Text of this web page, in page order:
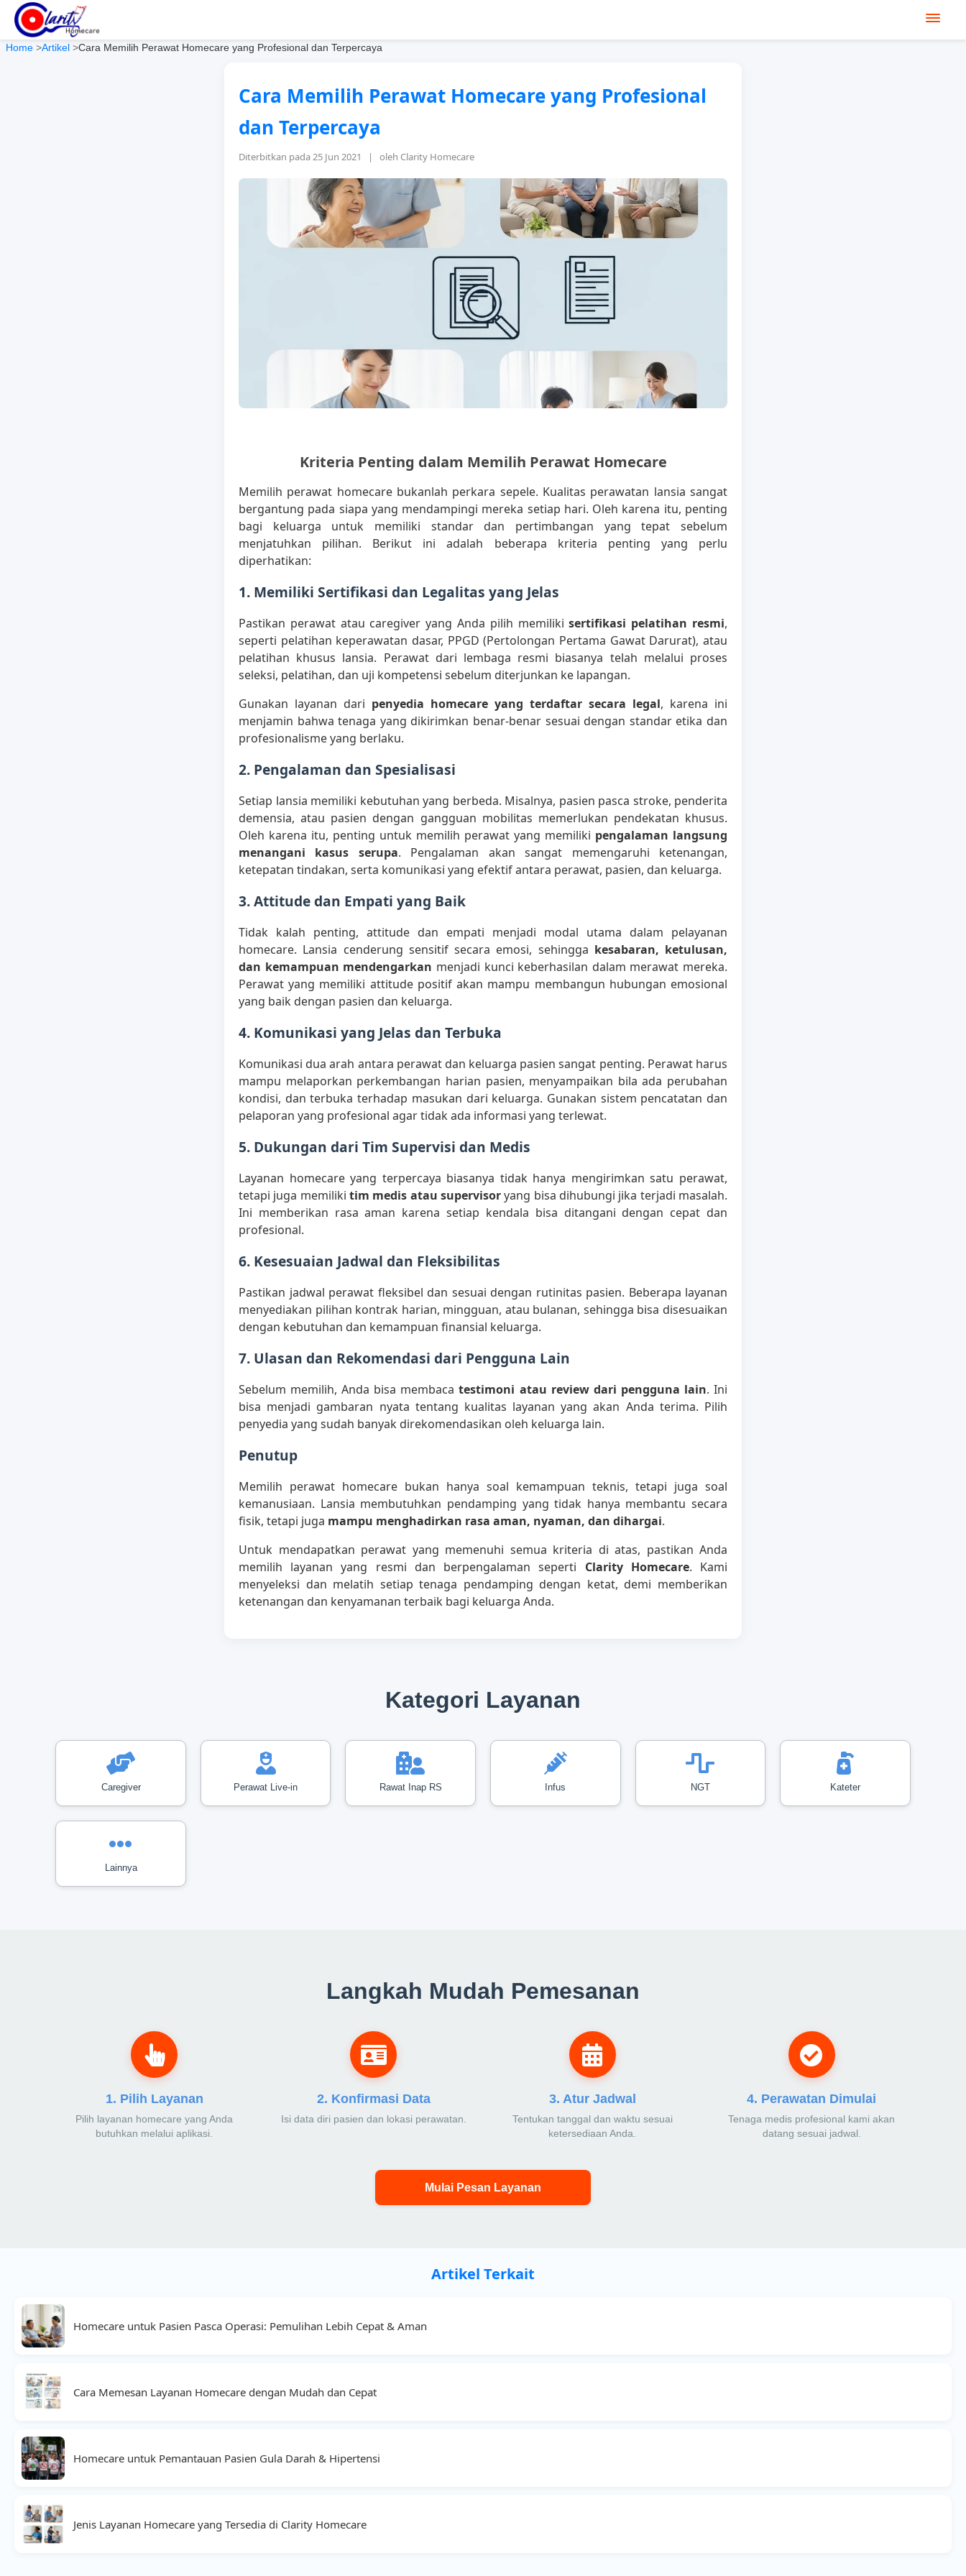
Home >Artikel >Cara Memilih Perawat Homecare yang Profesional dan Terpercaya
Cara Memilih Perawat Homecare yang Profesional
dan Terpercaya
Diterbitkan pada 25 Jun 2021 | oleh Clarity Homecare
Kriteria Penting dalam Memilih Perawat Homecare
Memilih perawat homecare bukanlah perkara sepele. Kualitas perawatan lansia sangat
bergantung pada siapa yang mendampingi mereka setiap hari. Oleh karena itu, penting
bagi keluarga untuk memiliki standar dan pertimbangan yang tepat sebelum
menjatuhkan pilihan. Berikut ini adalah beberapa kriteria penting yang perlu
diperhatikan:
1. Memiliki Sertifikasi dan Legalitas yang Jelas
Pastikan perawat atau caregiver yang Anda pilih memilikisertifikasi pelatihan resmi,
seperti pelatihan keperawatan dasar, PPGD (Pertolongan Pertama Gawat Darurat), atau
pelatihan khusus lansia. Perawat dari lembaga resmi biasanya telah melalui proses
seleksi, pelatihan, dan uji kompetensi sebelum diterjunkan ke lapangan.
Gunakan layanan dari penyedia homecare yang terdaftar secara legal, karena ini
menjamin bahwa tenaga yang dikirimkan benar-benar sesuai dengan standar etika dan
profesionalisme yang berlaku.
2. Pengalaman dan Spesialisasi
Setiap lansia memiliki kebutuhan yang berbeda. Misalnya, pasien pasca stroke, penderita
demensia, atau pasien dengan gangguan mobilitas memerlukan pendekatan khusus.
Oleh karena itu, penting untuk memilih perawat yang memiliki pengalaman langsung
menangani kasus serupa. Pengalaman akan sangat memengaruhi ketenangan,
ketepatan tindakan, serta komunikasi yang efektif antara perawat, pasien, dan keluarga.
3. Attitude dan Empati yang Baik
Tidak kalah penting, attitude dan empati menjadi modal utama dalam pelayanan
homecare. Lansia cenderung sensitif secara emosi, sehingga kesabaran, ketulusan,
dan kemampuan mendengarkan menjadi kunci keberhasilan dalam merawat mereka.
Perawat yang memiliki attitude positif akan mampu membangun hubungan emosional
yang baik dengan pasien dan keluarga.
4. Komunikasi yang Jelas dan Terbuka
Komunikasi dua arah antara perawat dan keluarga pasien sangat penting. Perawat harus
mampu melaporkan perkembangan harian pasien, menyampaikan bila ada perubahan
kondisi, dan terbuka terhadap masukan dari keluarga. Gunakan sistem pencatatan dan
pelaporan yang profesional agar tidak ada informasi yang terlewat.
5. Dukungan dari Tim Supervisi dan Medis
Layanan homecare yang terpercaya biasanya tidak hanya mengirimkan satu perawat,
tetapi juga memiliki tim medis atau supervisoryang bisa dihubungi jika terjadi masalah.
Ini memberikan rasa aman karena setiap kendala bisa ditangani dengan cepat dan
profesional.
6. Kesesuaian Jadwal dan Fleksibilitas
Pastikan jadwal perawat fleksibel dan sesuai dengan rutinitas pasien. Beberapa layanan
menyediakan pilihan kontrak harian, mingguan, atau bulanan, sehingga bisa disesuaikan
dengan kebutuhan dan kemampuan finansial keluarga.
7. Ulasan dan Rekomendasi dari Pengguna Lain
Sebelum memilih, Anda bisa membacatestimoni atau review dari pengguna lain. Ini
bisa menjadi gambaran nyata tentang kualitas layanan yang akan Anda terima. Pilih
penyedia yang sudah banyak direkomendasikan oleh keluarga lain.
Penutup
Memilih perawat homecare bukan hanya soal kemampuan teknis, tetapi juga soal
kemanusiaan. Lansia membutuhkan pendamping yang tidak hanya membantu secara
fisik, tetapi juga mampu menghadirkan rasa aman, nyaman, dan dihargai.
Untuk mendapatkan perawat yang memenuhi semua kriteria di atas, pastikan Anda
memilih layanan yang resmi dan berpengalaman seperti Clarity Homecare. Kami
menyeleksi dan melatih setiap tenaga pendamping dengan ketat, demi memberikan
ketenangan dan kenyamanan terbaik bagi keluarga Anda.
Kategori Layanan
Caregiver Perawat Live-in Rawat Inap RS Infus NGT Kateter
Lainnya
Langkah Mudah Pemesanan
1. Pilih Layanan
Pilih layanan homecare yang Anda
butuhkan melalui aplikasi.
2. Konfirmasi Data
Isi data diri pasien dan lokasi perawatan.
3. Atur Jadwal
Tentukan tanggal dan waktu sesuai
ketersediaan Anda.
4. Perawatan Dimulai
Tenaga medis profesional kami akan
datang sesuai jadwal.
Mulai Pesan Layanan
Artikel Terkait
Homecare untuk Pasien Pasca Operasi: Pemulihan Lebih Cepat & Aman
Cara Memesan Layanan Homecare dengan Mudah dan Cepat
Homecare untuk Pemantauan Pasien Gula Darah & Hipertensi
Jenis Layanan Homecare yang Tersedia di Clarity Homecare